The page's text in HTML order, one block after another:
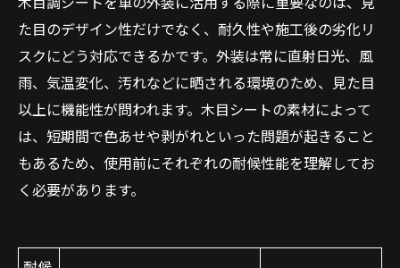
た目のデザイン性だけでなく、耐久性や施工後の劣化リ
スクにどう対応できるかです。外装は常に直射日光、風
雨、気温変化、汚れなどに晒される環境のため、見た目
以上に機能性が問われます。木目シートの素材によって
は、短期間で色あせや剥がれといった問題が起きること
もあるため、使用前にそれぞれの耐候性能を理解してお
く必要があります。